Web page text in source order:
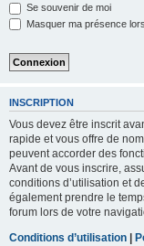
Se souvenir de moi
Masquer ma présence
INSCRIPTION
Vous devez être inscrit
rapide et vous offre de
peuvent accorder des
Avant de vous inscrire,
conditions d’utilisation et
également prendre le
forum lors de votre
Conditions d’utilisation |